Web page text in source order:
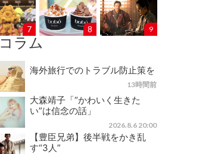
7 8 9
コラム
海外旅行でのトラブル防止策を
13時間前
大森靖子「“かわいく生きた
い”は信念の話」
2026.8.6 20:00
【豊臣兄弟】後半戦をかき乱
す“3人”